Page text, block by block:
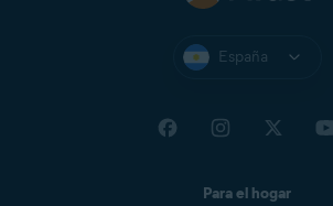
España
Para el hogar